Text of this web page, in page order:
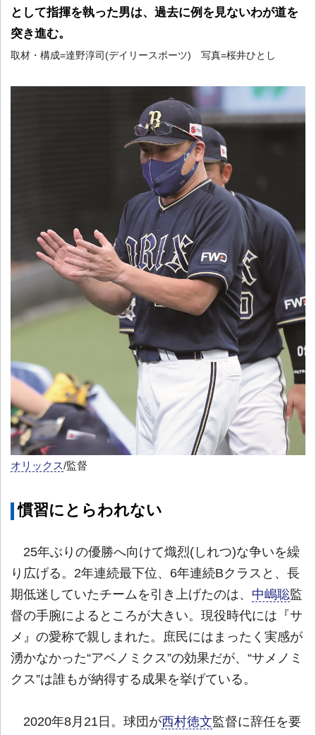
として指揮を執った男は、過去に例を見ないわが道を
突き進む。
取材・構成=達野淳司(デイリースポーツ) 写真=桜井ひとし
オリックス/監督
慣習にとらわれない
25年ぶりの優勝へ向けて熾烈(しれつ)な争いを繰
り広げる。2年連続最下位、6年連続Bクラスと、長
期低迷していたチームを引き上げたのは、 中嶋聡監
督の手腕によるところが大きい。現役時代には『サ
メ』の愛称で親しまれた。庶民にはまったく実感が
湧かなかった“アベノミクス”の効果だが、“サメノミ
クス”は誰もが納得する成果を挙げている。
2020年8月21日。球団が西村徳文監督に辞任を要